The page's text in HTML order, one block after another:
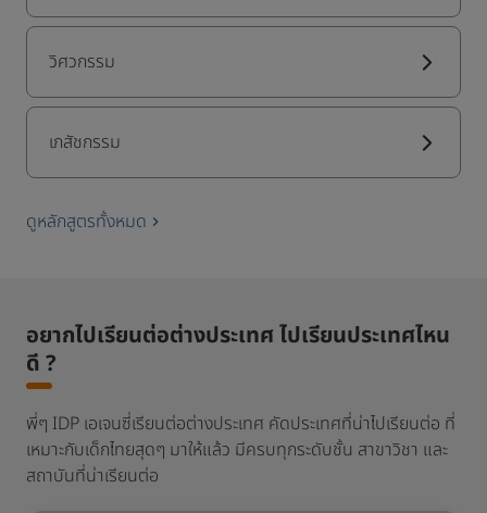
วิศวกรรม
เภสัชกรรม
ดูหลักสูตรทั้งหมด
อยากไปเรียนต่อต่างประเทศ ไปเรียนประเทศไหน
ดี ?​
พี่ๆ IDP เอเจนซี่เรียนต่อต่างประเทศ คัดประเทศที่น่าไปเรียนต่อ ​ที่
เหมาะกับเด็กไทยสุดๆ มาให้แล้ว มีครบทุกระดับชั้น สาขาวิชา และ
สถาบันที่น่าเรียนต่อ